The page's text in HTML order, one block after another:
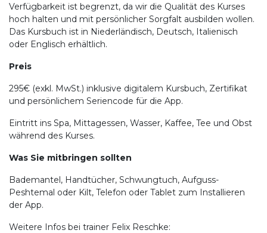
Verfügbarkeit ist begrenzt, da wir die Qualität des Kurses
hoch halten und mit persönlicher Sorgfalt ausbilden wollen.
Das Kursbuch ist in Niederländisch, Deutsch, Italienisch
oder Englisch erhältlich.
Preis
295€ (exkl. MwSt.) inklusive digitalem Kursbuch, Zertifikat
und persönlichem Seriencode für die App.
Eintritt ins Spa, Mittagessen, Wasser, Kaffee, Tee und Obst
während des Kurses.
Was Sie mitbringen sollten
Bademantel, Handtücher, Schwungtuch, Aufguss-
Peshtemal oder Kilt, Telefon oder Tablet zum Installieren
der App.
Weitere Infos bei trainer Felix Reschke: